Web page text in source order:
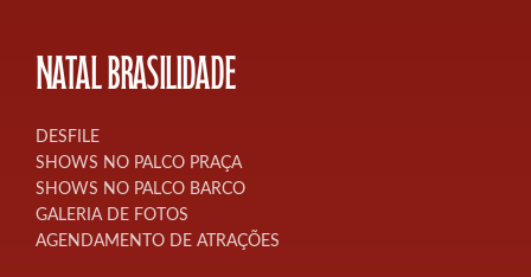
NATAL BRASILIDADE
DESFILE
SHOWS NO PALCO PRAÇA
SHOWS NO PALCO BARCO
GALERIA DE FOTOS
AGENDAMENTO DE ATRAÇÕES